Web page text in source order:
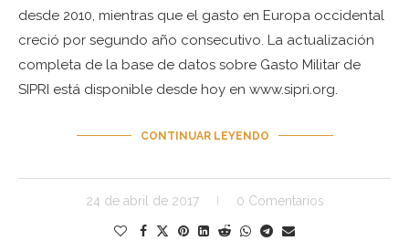
desde 2010, mientras que el gasto en Europa occidental
creció por segundo año consecutivo. La actualización
completa de la base de datos sobre Gasto Militar de
SIPRI está disponible desde hoy en www.sipri.org.
CONTINUAR LEYENDO
24 de abril de 2017 0 Comentarios